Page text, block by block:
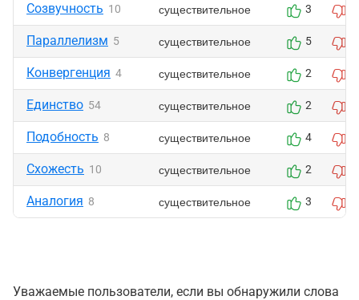
Созвучность 10 существительное 3
Параллелизм 5 существительное 5
Конвергенция 4 существительное 2
Единство 54 существительное 2
Подобность 8 существительное 4
Схожесть 10 существительное 2
Аналогия 8 существительное 3
Уважаемые пользователи, если вы обнаружили слова